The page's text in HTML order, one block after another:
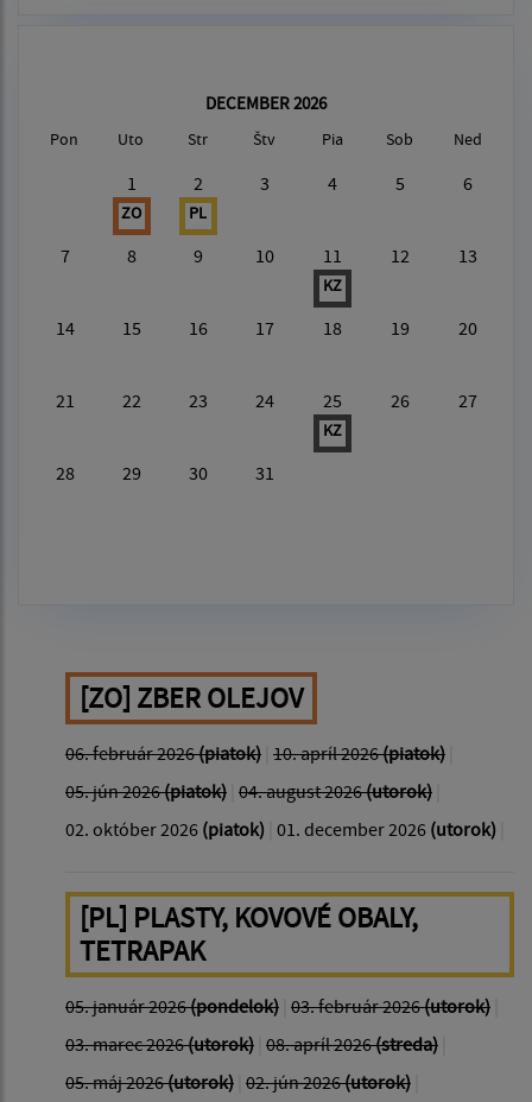
DECEMBER 2026
Pon Uto Str Štv Pia Sob Ned
1
ZO
2
PL
3 4 5 6
7 8 9 10 11
KZ
12 13
14 15 16 17 18 19 20
21 22 23 24 25
KZ
26 27
28 29 30 31
[ZO] ZBER OLEJOV
06. február 2026(piatok) 10. apríl 2026(piatok)
05. jún 2026(piatok) 04. august 2026(utorok)
02. október 2026 (piatok) 01. december 2026 (utorok)
[PL] PLASTY, KOVOVÉ OBALY,
TETRAPAK
05. január 2026(pondelok) 03. február 2026(utorok)
03. marec 2026(utorok) 08. apríl 2026(streda)
05. máj 2026(utorok) 02. jún 2026(utorok)